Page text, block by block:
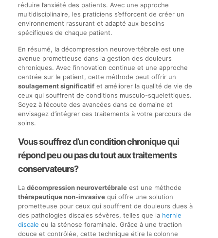
réduire l’anxiété des patients. Avec une approche
multidisciplinaire, les praticiens s’efforcent de créer un
environnement rassurant et adapté aux besoins
spécifiques de chaque patient.
En résumé, la décompression neurovertébrale est une
avenue prometteuse dans la gestion des douleurs
chroniques. Avec l’innovation continue et une approche
centrée sur le patient, cette méthode peut offrir un
soulagement significatifet améliorer la qualité de vie de
ceux qui souffrent de conditions musculo-squelettiques.
Soyez à l’écoute des avancées dans ce domaine et
envisagez d’intégrer ces traitements à votre parcours de
soins.
Vous souffrez d’un condition chronique qui
répond peu ou pas du tout aux traitements
conservateurs?
La décompression neurovertébraleest une méthode
thérapeutique non-invasivequi offre une solution
prometteuse pour ceux qui souffrent de douleurs dues à
des pathologies discales sévères, telles que la hernie
discale ou la sténose foraminale. Grâce à une traction
douce et contrôlée, cette technique étire la colonne